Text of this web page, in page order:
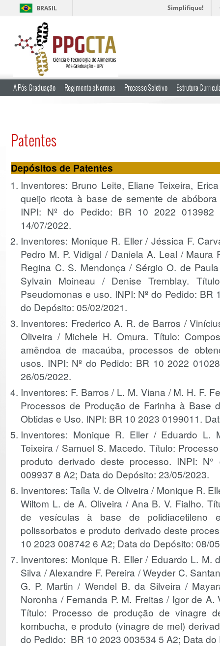
BRASIL Simplifique!
A Pós-Graduação Regimento e Normas Processo Seletivo Estrutura
Patentes
Depósitos de Patentes
Inventores: Bruno Leite, Eliane Teixeira,
queijo ricota à base de semente de
INPI: Nº do Pedido: BR 10 2022
14/07/2022.
Inventores: Monique R. Eller / Jéssica F.
Pedro M. P. Vidigal / Daniela A. Leal / Maura
Regina C. S. Mendonça / Sérgio O. de
Sylvain Moineau / Denise Tremblay.
Pseudomonas e uso. INPI: Nº do Pedido: BR
do Depósito: 05/02/2021.
Inventores: Frederico A. R. de Barros /
Oliveira / Michele H. Omura. Título:
amêndoa de macaúba, processos de
usos. INPI: Nº do Pedido: BR 10 2022
26/05/2022.
Inventores: F. Barros / L. M. Viana / M. H. F.
Processos de Produção de Farinha à Base
Obtidas e Uso. INPI: BR 10 2023 0199011.
Inventores: Monique R. Eller / Eduardo L.
Teixeira / Samuel S. Macedo. Título:
produto derivado deste processo. INPI:
009937 8 A2; Data do Depósito: 23/05/2023.
Inventores: Taíla V. de Oliveira / Monique R.
Wiltom L. de A. Oliveira / Ana B. V. Fialho.
de vesículas à base de polidiacetileno
polissorbatos e produto derivado deste
10 2023 008742 6 A2; Data do Depósito: 08/
Inventores: Monique R. Eller / Eduardo L. M.
Silva / Alexandre F. Pereira / Weyder C.
G. P. Martin / Wendel B. da Silveira /
Noronha / Fernanda P. M. Freitas / Igor de A.
Título: Processo de produção de vinagre
kombucha, e produto (vinagre de mel)
do Pedido: BR 10 2023 003534 5 A2; Data